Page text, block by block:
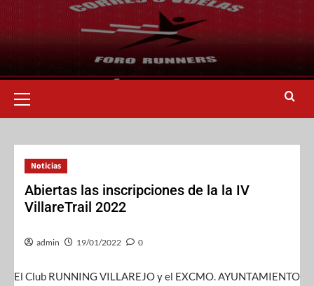
Noticias
Abiertas las inscripciones de la la IV
VillareTrail 2022
admin 19/01/2022 0
El Club RUNNING VILLAREJO y el EXCMO. AYUNTAMIENTO